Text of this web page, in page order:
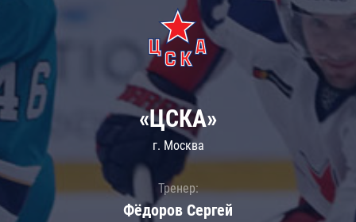
«ЦСКА»
г. Москва
Тренер:
Фёдоров Сергей